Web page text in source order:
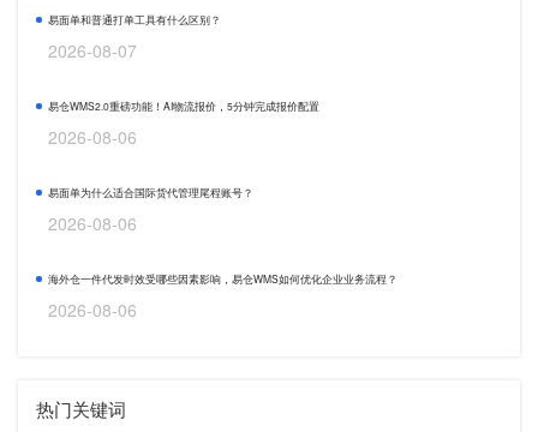
易面单和普通打单工具有什么区别？
2026-08-07
易仓WMS2.0重磅功能！AI物流报价，5分钟完成报价配置
2026-08-06
易面单为什么适合国际货代管理尾程账号？
2026-08-06
海外仓一件代发时效受哪些因素影响，易仓WMS如何优化企业业务流程？
2026-08-06
热门关键词